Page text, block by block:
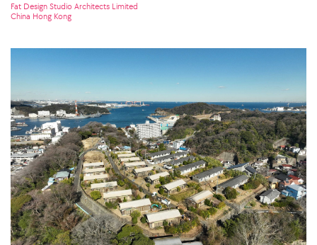
Fat Design Studio Architects Limited
China Hong Kong